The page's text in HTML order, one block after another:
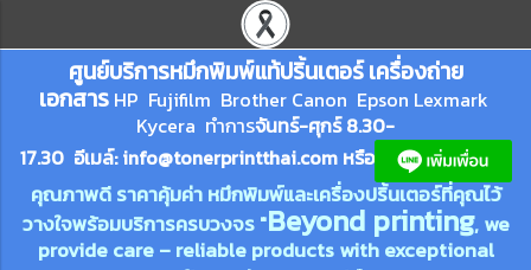
ศูนย์บริการหมึกพิมพ์แท้ปริ้นเตอร์ เครื่องถ่าย
เอกสาร HP Fujifilm Brother Canon Epson Lexmark
Kycera ทำการจันทร์-ศุกร์ 8.30-
17.30 อีเมล์:info@tonerprintthai.com หรือ
คุณภาพดี ราคาคุ้มค่า หมึกพิมพ์และเครื่องปริ้นเตอร์ที่คุณไว้
วางใจพร้อมบริการครบวงจร "Beyond printing, we
provide care – reliable products with exceptional